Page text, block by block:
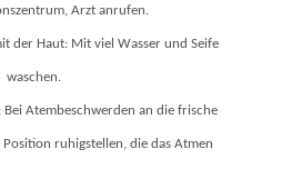
Arzt anrufen.
der Haut: Mit viel Wasser und Seife
waschen.
Bei Atembeschwerden an die frische
ruhigstellen, die das Atmen